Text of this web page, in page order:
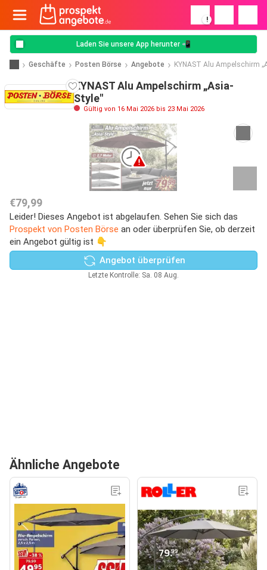
!
Laden Sie unsere App herunter 📲
Geschäfte Posten Börse Angebote KYNAST Alu Ampelschirm
KYNAST Alu Ampelschirm „Asia-
Style"
Gültig von 16 Mai 2026 bis 23 Mai 2026
€79,99
Leider! Dieses Angebot ist abgelaufen. Sehen Sie sich das
Prospekt von Posten Börse an oder überprüfen Sie, ob derzeit
ein Angebot gültig ist 👇
Angebot überprüfen
Letzte Kontrolle: Sa. 08 Aug.
Ähnliche Angebote